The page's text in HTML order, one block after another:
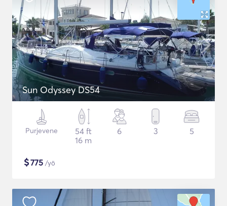
Sun Odyssey DS54
Purjevene
54 ft
16 m
6 3 5
$775 /yö